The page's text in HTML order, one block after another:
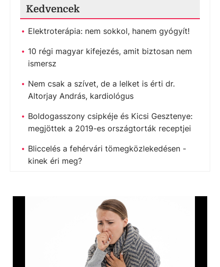
Kedvencek
Elektroterápia: nem sokkol, hanem gyógyít!
10 régi magyar kifejezés, amit biztosan nem
ismersz
Nem csak a szívet, de a lelket is érti dr.
Altorjay András, kardiológus
Boldogasszony csipkéje és Kicsi Gesztenye:
megjöttek a 2019-es országtorták receptjei
Bliccelés a fehérvári tömegközlekedésen -
kinek éri meg?